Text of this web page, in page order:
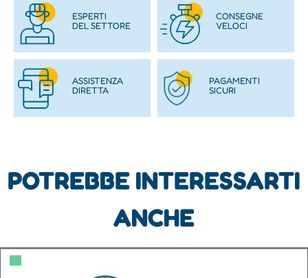
ESPERTI
DEL SETTORE
CONSEGNE
VELOCI
ASSISTENZA
DIRETTA
PAGAMENTI
SICURI
POTREBBE INTERESSARTI
ANCHE
▀